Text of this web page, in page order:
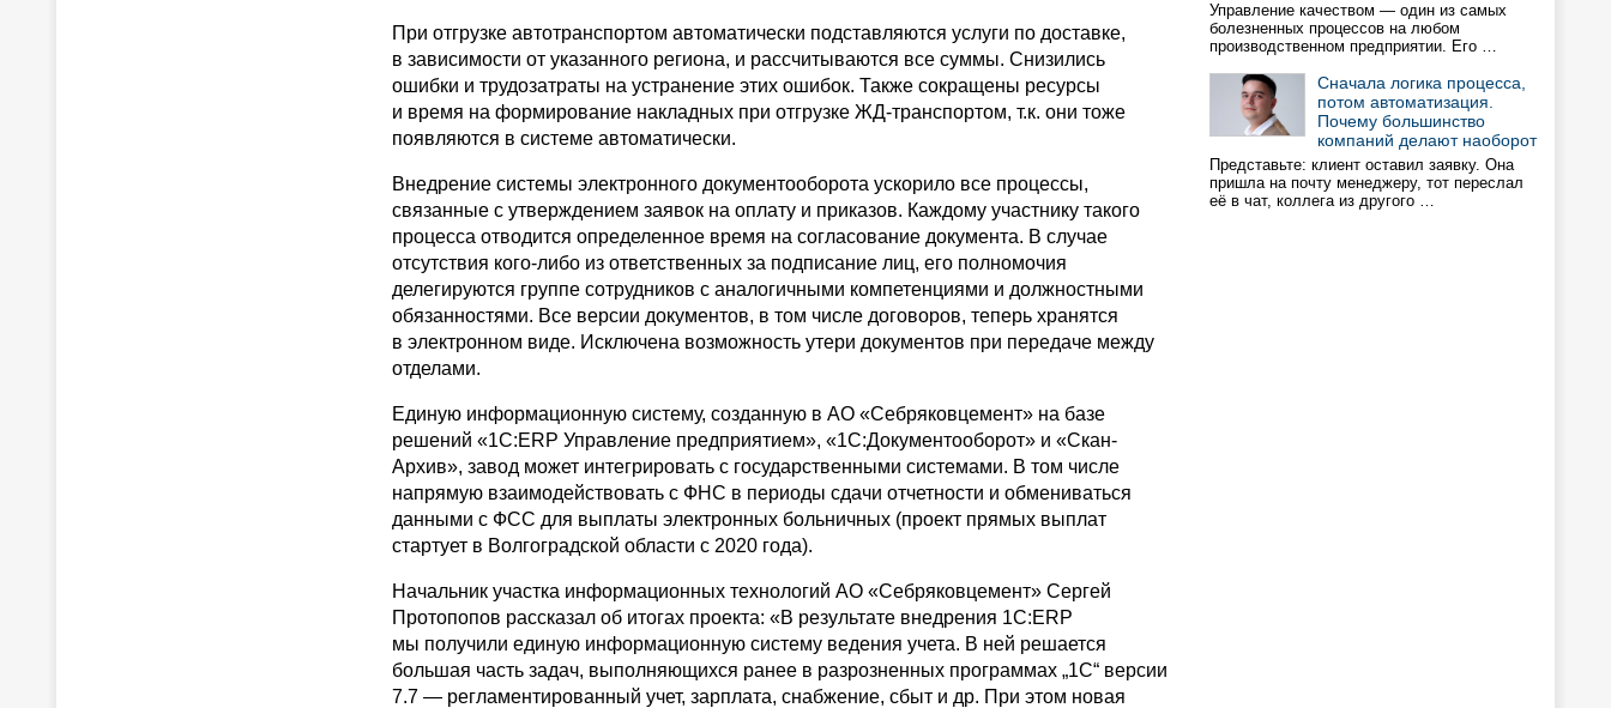
При отгрузке автотранспортом автоматически подставляются услуги по доставке,
в зависимости от указанного региона, и рассчитываются все суммы. Снизились
ошибки и трудозатраты на устранение этих ошибок. Также сокращены ресурсы
и время на формирование накладных при отгрузке ЖД-транспортом, т.к. они тоже
появляются в системе автоматически.
Внедрение системы электронного документооборота ускорило все процессы,
связанные с утверждением заявок на оплату и приказов. Каждому участнику такого
процесса отводится определенное время на согласование документа. В случае
отсутствия кого-либо из ответственных за подписание лиц, его полномочия
делегируются группе сотрудников с аналогичными компетенциями и должностными
обязанностями. Все версии документов, в том числе договоров, теперь хранятся
в электронном виде. Исключена возможность утери документов при передаче между
отделами.
Единую информационную систему, созданную в АО «Себряковцемент» на базе
решений «1С:ERP Управление предприятием», «1С:Документооборот» и «Скан-
Архив», завод может интегрировать с государственными системами. В том числе
напрямую взаимодействовать с ФНС в периоды сдачи отчетности и обмениваться
данными с ФСС для выплаты электронных больничных (проект прямых выплат
стартует в Волгоградской области с 2020 года).
Начальник участка информационных технологий АО «Себряковцемент» Сергей
Протопопов рассказал об итогах проекта: «В результате внедрения 1С:ERP
мы получили единую информационную систему ведения учета. В ней решается
большая часть задач, выполняющихся ранее в разрозненных программах „1С“ версии
7.7 — регламентированный учет, зарплата, снабжение, сбыт и др. При этом новая
Управление качеством — один из самых
болезненных процессов на любом
производственном предприятии. Его …
Сначала логика процесса,
потом автоматизация.
Почему большинство
компаний делают наоборот
Представьте: клиент оставил заявку. Она
пришла на почту менеджеру, тот переслал
её в чат, коллега из другого …